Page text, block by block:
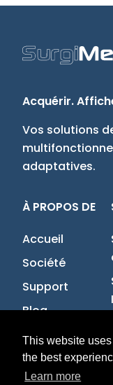
This website
the best
Learn more
Acquérir.
Vos solutions
adaptatives.
À PROPOS DE
Accueil
Société
Support
Blog
Contact
Offres
d'emploi